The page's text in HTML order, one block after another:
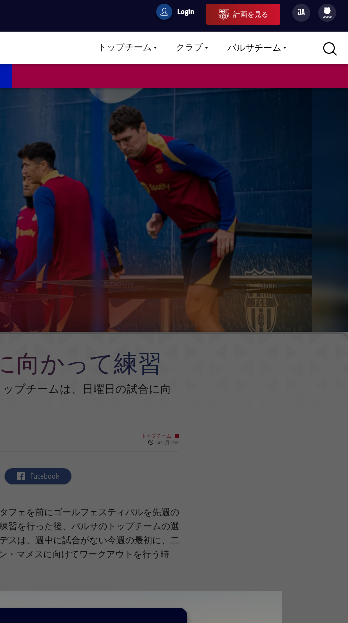
userCulers
Login 計画を見る JA
filled-badge
www
トップチームLABEL.ARIA.CARETDOWN
クラブLABEL.ARIA.CARETDOWN
バルサチームLABEL.ARIA.CARETDOWN
向かって練習
プチームは、日曜日の試合に向
トップチーム
Published news
24?2月?28?
label.aria.facebook
Facebook
フェを前にゴールフェスティバルを先週の
習を行った後、バルサのトップチームの選
スは、週中に試合がない今週の最初に、二
・マメスに向けてワークアウトを行う時